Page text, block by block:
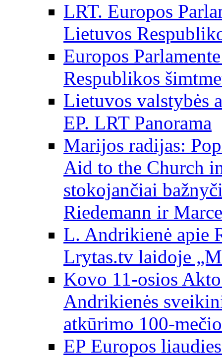
LRT. Europos
Lietuvos
Europos
Respublikos
Lietuvos valstybės
EP. LRT Panorama
Marijos radijas:
Aid to the Church
stokojančiai
Riedemann ir
L. Andrikienė apie
Lrytas.tv laidoje
Kovo 11-osios
Andrikienės
atkūrimo 100-
EP Europos